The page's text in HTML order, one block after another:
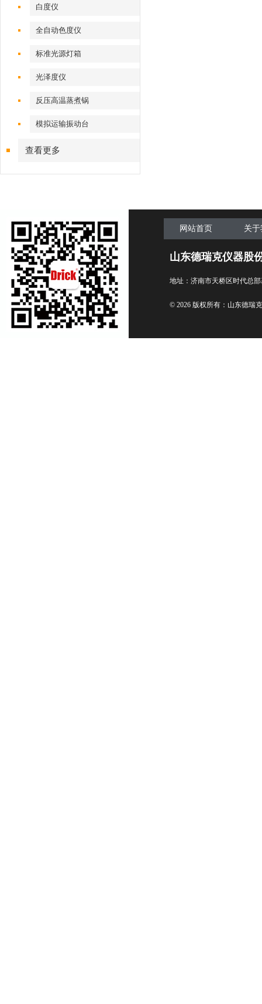
白度仪
全自动色度仪
标准光源灯箱
光泽度仪
反压高温蒸煮锅
模拟运输振动台
查看更多
网站首页 关
山东德瑞克仪器股
地址：济南市天桥区时代总
© 2026 版权所有：山东德瑞